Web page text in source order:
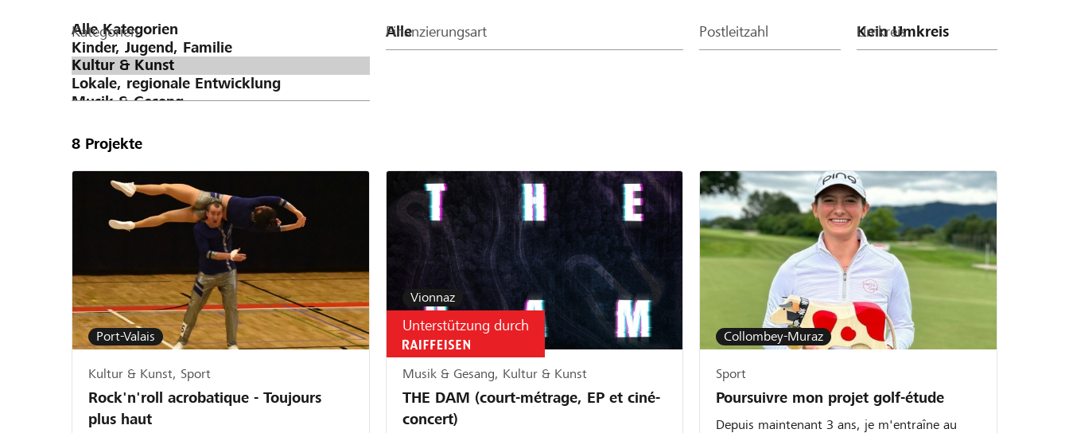
Kategorien Finanzierungsart Postleitzahl Umkreis
8 Projekte
Port-Valais
Kultur & Kunst, Sport
Rock'n'roll acrobatique - Toujours
plus haut
Vionnaz
Unterstützung durch
Musik & Gesang, Kultur & Kunst
THE DAM (court-métrage, EP et ciné-
concert)
Collombey-Muraz
Sport
Poursuivre mon projet golf-étude
Depuis maintenant 3 ans, je m'entraîne au